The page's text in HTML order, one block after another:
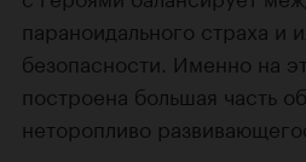
параноидального страха и
безопасности. Именно на
построена большая часть
неторопливо